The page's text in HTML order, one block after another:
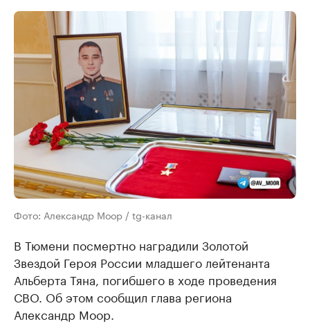
Фото: Александр Моор / tg-канал
В Тюмени посмертно наградили Золотой
Звездой Героя России младшего лейтенанта
Альберта Тяна, погибшего в ходе проведения
СВО. Об этом сообщил глава региона
Александр Моор.